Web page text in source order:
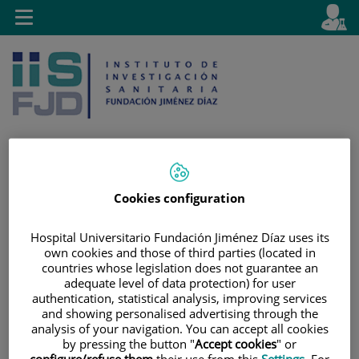
Saltar al contenido
contenido
idioma
activo
es
Toggle
navigation
Cookies configuration
Hospital Universitario Fundación Jiménez Díaz uses its
own cookies and those of third parties (located in
countries whose legislation does not guarantee an
adequate level of data protection) for user
authentication, statistical analysis, improving services
and showing personalised advertising through the
analysis of your navigation. You can accept all cookies
by pressing the button "Accept cookies" or